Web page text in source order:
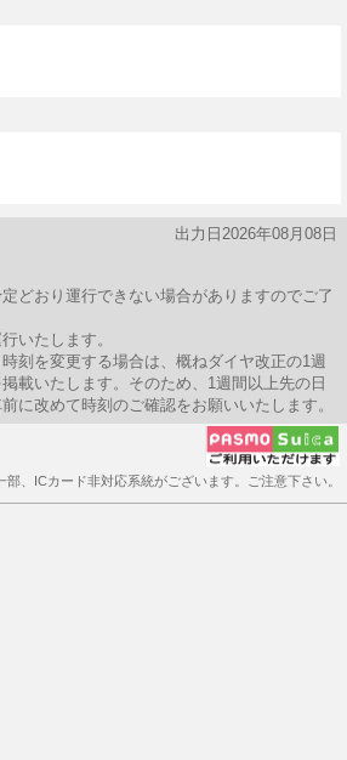
出力日2026年08月08日
どおり運行できない場合がありますのでご了
いたします。
刻を変更する場合は、概ねダイヤ改正の1週
載いたします。そのため、1週間以上先の日
に改めて時刻のご確認をお願いいたします。
部、ICカード非対応系統がございます。ご注意下さい。